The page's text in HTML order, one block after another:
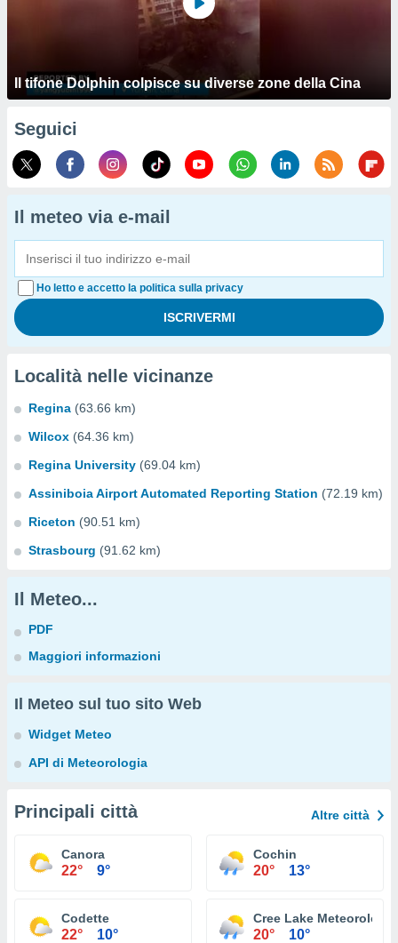
Il tifone Dolphin colpisce su diverse zone della Cina
Seguici
Il meteo via e-mail
Ho letto e accetto la politica sulla privacy
Località nelle vicinanze
Regina (63.66 km)
Wilcox (64.36 km)
Regina University (69.04 km)
Assiniboia Airport Automated Reporting Station (72.19 km)
Riceton (90.51 km)
Strasbourg (91.62 km)
Il Meteo...
PDF
Maggiori informazioni
Il Meteo sul tuo sito Web
Widget Meteo
API di Meteorologia
Principali città Altre città
Canora
22° 9°
Cochin
20° 13°
Codette
22° 10°
Cree Lake
20° 10°